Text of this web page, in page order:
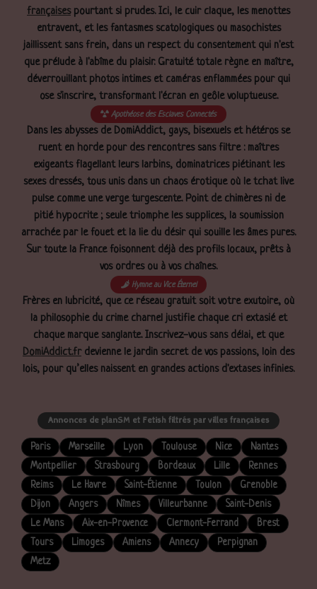
françaisespourtant si prudes. Ici, le cuir claque, les menottes
entravent, et les fantasmes scatologiques ou masochistes
jaillissent sans frein, dans un respect du consentement qui n'est
que prélude à l'abîme du plaisir. Gratuité totale règne en maître,
déverrouillant photos intimes et caméras enflammées pour qui
ose s'inscrire, transformant l'écran en geôle voluptueuse.
Apothéose des Esclaves Connectés
Dans les abysses de DomiAddict, gays, bisexuels et hétéros se
ruent en horde pour des rencontres sans filtre : maîtres
exigeants flagellant leurs larbins, dominatrices piétinant les
sexes dressés, tous unis dans un chaos érotique où le tchat live
pulse comme une verge turgescente. Point de chimères ni de
pitié hypocrite ; seule triomphe les supplices, la soumission
arrachée par le fouet et la lie du désir qui souille les âmes pures.
Sur toute la France foisonnent déjà des profils locaux, prêts à
vos ordres ou à vos chaînes.
Hymne au Vice Éternel
Frères en lubricité, que ce réseau gratuit soit votre exutoire, où
la philosophie du crime charnel justifie chaque cri extasié et
chaque marque sanglante. Inscrivez-vous sans délai, et que
DomiAddict.frdevienne le jardin secret de vos passions, loin des
lois, pour qu’elles naissent en grandes actions d'extases infinies.
Annonces de planSM et Fetish filtrés par villes françaises
Paris Marseille Lyon Toulouse Nice
Nantes
Montpellier
Strasbourg Bordeaux Lille
Rennes
Reims
Le Havre Saint-Étienne Toulon
Grenoble
Dijon
Angers Nîmes Villeurbanne
Saint-Denis
Le Mans
Aix-en-Provence Clermont-Ferrand
Brest
Tours
Limoges Amiens Annecy
Perpignan
Metz